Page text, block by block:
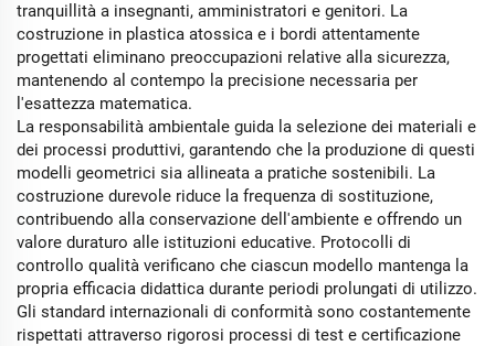
tranquillità a insegnanti, amministratori e genitori. La
costruzione in plastica atossica e i bordi attentamente
progettati eliminano preoccupazioni relative alla sicurezza,
mantenendo al contempo la precisione necessaria per
l'esattezza matematica.
La responsabilità ambientale guida la selezione dei materiali e
dei processi produttivi, garantendo che la produzione di questi
modelli geometrici sia allineata a pratiche sostenibili. La
costruzione durevole riduce la frequenza di sostituzione,
contribuendo alla conservazione dell'ambiente e offrendo un
valore duraturo alle istituzioni educative. Protocolli di
controllo qualità verificano che ciascun modello mantenga la
propria efficacia didattica durante periodi prolungati di utilizzo.
Gli standard internazionali di conformità sono costantemente
rispettati attraverso rigorosi processi di test e certificazione